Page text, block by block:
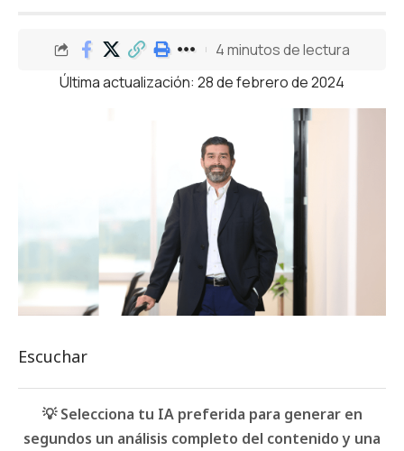
Última actualización: 28 de febrero de 2024
4 minutos de lectura
Escuchar
💡 Selecciona tu IA preferida para generar en
segundos un análisis completo del contenido y una